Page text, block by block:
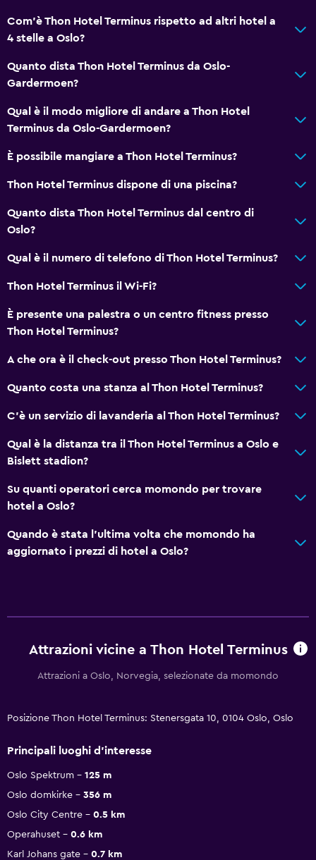
Com'è Thon Hotel Terminus rispetto ad altri hotel a
4 stelle a Oslo?
Quanto dista Thon Hotel Terminus da Oslo-
Gardermoen?
Qual è il modo migliore di andare a Thon Hotel
Terminus da Oslo-Gardermoen?
È possibile mangiare a Thon Hotel Terminus?
Thon Hotel Terminus dispone di una piscina?
Quanto dista Thon Hotel Terminus dal centro di
Oslo?
Qual è il numero di telefono di Thon Hotel Terminus?
Thon Hotel Terminus il Wi-Fi?
È presente una palestra o un centro fitness presso
Thon Hotel Terminus?
A che ora è il check-out presso Thon Hotel Terminus?
Quanto costa una stanza al Thon Hotel Terminus?
C'è un servizio di lavanderia al Thon Hotel Terminus?
Qual è la distanza tra il Thon Hotel Terminus a Oslo e
Bislett stadion?
Su quanti operatori cerca momondo per trovare
hotel a Oslo?
Quando è stata l'ultima volta che momondo ha
aggiornato i prezzi di hotel a Oslo?
Attrazioni vicine a Thon Hotel Terminus
Attrazioni a Oslo, Norvegia, selezionate da momondo
Posizione Thon Hotel Terminus: Stenersgata 10, 0104 Oslo, Oslo
Principali luoghi d'interesse
Oslo Spektrum
125 m
Oslo domkirke
356 m
Oslo City Centre
0.5 km
Operahuset
0.6 km
Karl Johans gate
0.7 km